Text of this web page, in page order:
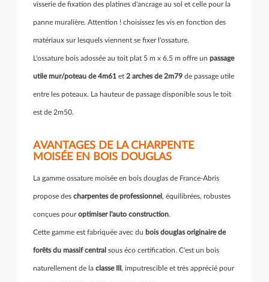
visserie de fixation des platines d'ancrage au sol et celle pour la
panne muralière. Attention ! choisissez les vis en fonction des
matériaux sur lesquels viennent se fixer l'ossature.
L'ossature bois adossée au toit plat 5 m x 6.5 m offre un passage
utile mur/poteau de 4m61 et 2 arches de 2m79 de passage utile
entre les poteaux. La hauteur de passage disponible sous le toit
est de 2m50.
AVANTAGES DE LA CHARPENTE
MOISÉE EN BOIS DOUGLAS
La gamme ossature moisée en bois douglas de France-Abris
propose des charpentes de professionnel , équilibrées, robustes
conçues pouroptimiser l'auto construction.
Cette gamme est fabriquée avec du bois douglas originaire de
forêts du massif central sous éco certification. C'est un bois
naturellement de la classe III , imputrescible et très apprécié pour